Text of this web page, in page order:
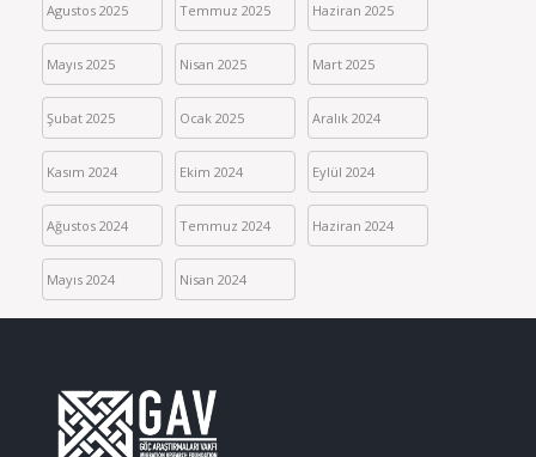
Agustos 2025 Temmuz 2025 Haziran 2025
Mayıs 2025 Nisan 2025 Mart 2025
Şubat 2025 Ocak 2025 Aralık 2024
Kasım 2024 Ekim 2024 Eylül 2024
Ağustos 2024 Temmuz 2024 Haziran 2024
Mayıs 2024 Nisan 2024